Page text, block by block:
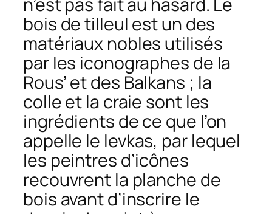
bois de tilleul est un des
matériaux nobles utilisés
par les iconographes de la
Rous’ et des Balkans ; la
colle et la craie sont les
ingrédients de ce que l’on
appelle le levkas, par lequel
les peintres d’icônes
recouvrent la planche de
bois avant d’inscrire le